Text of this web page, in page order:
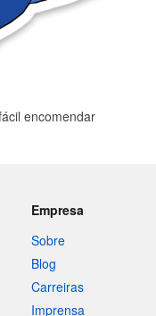
encomendar
Empresa
Sobre
Blog
Carreiras
Imprensa